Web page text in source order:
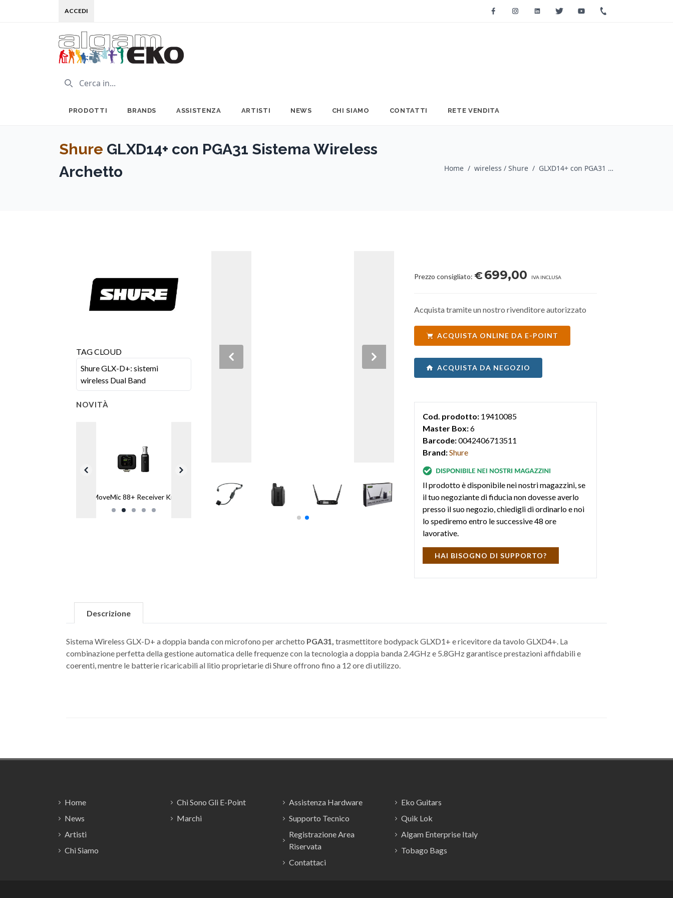
ACCEDI FacebookInstagramLinkedinTwitter Youtube
PRODOTTI BRANDS ASSISTENZA ARTISTI NEWS CHI SIAMO CONTATTI RETE VENDITA
Shure GLXD14+ con PGA31 Sistema Wireless
Archetto
Home / wireless / Shure / GLXD14+ con PGA31 Sistema Wireless Archetto
TAG CLOUD
Shure GLX-D+: sistemi
wireless Dual Band
NOVITÀ
MoveMic 88+ Receiver Kit
Previous Next
Prezzo consigliato: €699,00 IVA INCLUSA
Acquista tramite un nostro rivenditore autorizzato
ACQUISTA ONLINE DA E-POINT
ACQUISTA DA NEGOZIO
Cod. prodotto: 19410085
Master Box:6
Barcode:0042406713511
Brand:Shure
Il prodotto è disponibile nei nostri magazzini, se
il tuo negoziante di fiducia non dovesse averlo
presso il suo negozio, chiedigli di ordinarlo e noi
lo spediremo entro le successive 48 ore
lavorative.
HAI BISOGNO DI SUPPORTO?
Descrizione
Sistema Wireless GLX-D+ a doppia banda con microfono per archetto PGA31, trasmettitore bodypack GLXD1+ e ricevitore da tavolo GLXD4+. La
combinazione perfetta della gestione automatica delle frequenze con la tecnologia a doppia banda 2.4GHz e 5.8GHz garantisce prestazioni affidabili e
coerenti, mentre le batterie ricaricabili al litio proprietarie di Shure offrono fino a 12 ore di utilizzo.
Home
News
Artisti
Chi Siamo
Chi Sono Gli E-Point
Marchi
Assistenza Hardware
Supporto Tecnico
Registrazione Area
Riservata
Contattaci
Eko Guitars
Quik Lok
Algam Enterprise Italy
Tobago Bags